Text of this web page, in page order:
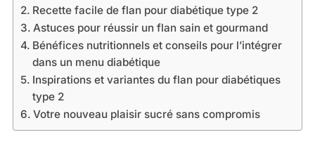
Recette facile de flan pour diabétique type 2
Astuces pour réussir un flan sain et gourmand
Bénéfices nutritionnels et conseils pour l’intégrer
dans un menu diabétique
Inspirations et variantes du flan pour diabétiques
type 2
Votre nouveau plaisir sucré sans compromis